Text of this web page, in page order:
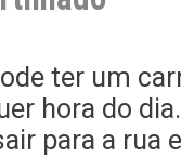
ter um
hora do
para a rua